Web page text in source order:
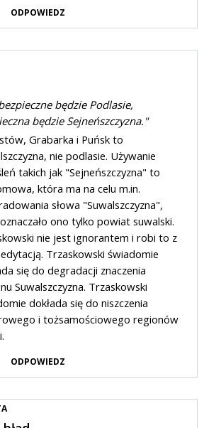
ODPOWIEDZ
będzie Podlasie,
będzie Sejneńszczyzna."
Grabarka i Puńsk to
nie podlasie. Używanie
takich jak "Sejneńszczyzna" to
która ma na celu m.in.
słowa "Suwalszczyzna",
ono tylko powiat suwalski.
nie jest ignorantem i robi to z
Trzaskowski świadomie
się do degradacji znaczenia
Suwalszczyzna. Trzaskowski
dokłada się do niszczenia
i tożsamościowego regionów
ODPOWIEDZ